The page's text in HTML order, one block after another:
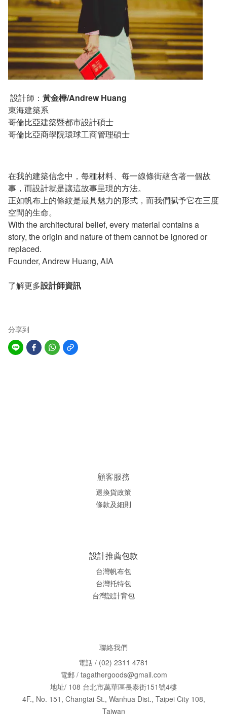
設計師： 黃金樺/Andrew Huang
東海建築系
哥倫比亞建築暨都市設計碩士
哥倫比亞商學院環球工商管理碩士
在我的建築信念中，每種材料、每一線條街蘊含著一個故
事，而設計就是讓這故事呈現的方法。
正如帆布上的條紋是最具魅力的形式，而我們賦予它在三度
空間的生命。
With the architectural belief, every material contains a
story, the origin and nature of them cannot be ignored or
replaced.
Founder, Andrew Huang, AIA
了解更多設計師資訊
分享到
顧客服務
退換貨政策
條款及細則
設計推薦包款
台灣帆布包
台灣托特包
台灣設計背包
聯絡我們
電話 / (02) 2311 4781
電郵 / tagathergoods@gmail.com
地址/ 108 台北市萬華區長泰街151號4樓
4F., No. 151, Changtai St., Wanhua Dist., Taipei City 108,
Taiwan